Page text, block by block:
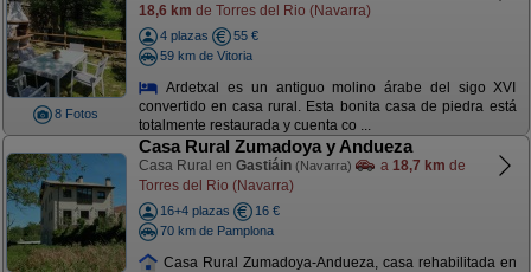
8 Fotos
18,6 km de Torres del Rio (Navarra)
4 plazas
55 €
59 km de Vitoria
Ardetxal es un antiguo molino árabe del sigo XVI
convertido en casa rural. Esta bonita casa de piedra está
totalmente restaurada y cuenta co ...
Casa Rural Zumadoya y Andueza
Casa Rural en Gastiáin (Navarra) a 18,7 km de
Torres del Rio (Navarra)
16+4 plazas
16 €
70 km de Pamplona
Casa Rural Zumadoya-Andueza, casa rehabilitada en